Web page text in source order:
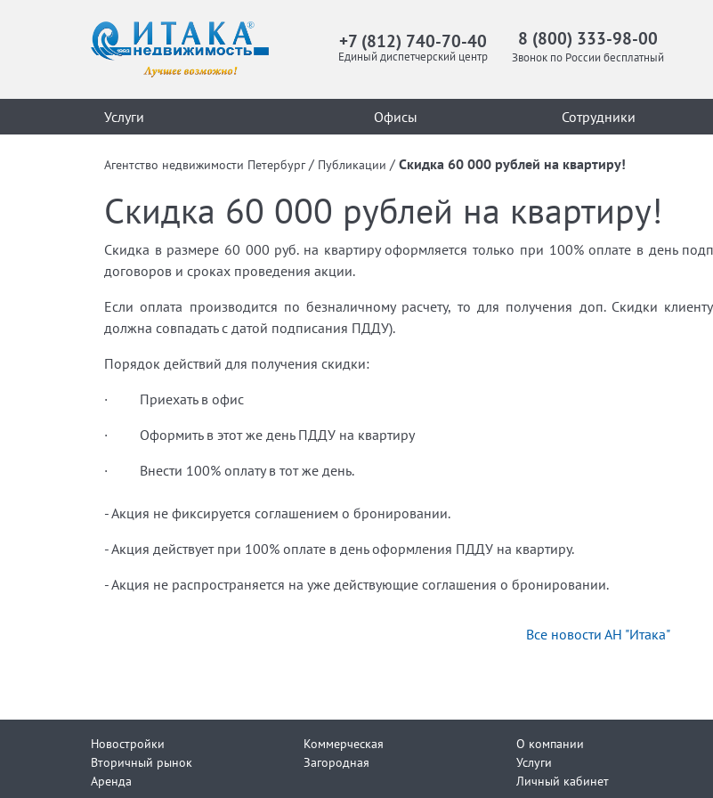
+7 (812) 740-70-40
Единый диспетчерский центр
8 (800) 333-98-00
Звонок по России бесплатный
Услуги Офисы Сотрудники
Агентство недвижимости Петербург / Публикации / Скидка 60 000 рублей на квартиру!
Скидка 60 000 рублей на квартиру!
Скидка в размере 60 000 руб. на квартиру оформляется только при 100% оплате в день
договоров и сроках проведения акции.
Если оплата производится по безналичному расчету, то для получения доп. Скидки
должна совпадать с датой подписания ПДДУ).
Порядок действий для получения скидки:
· Приехать в офис
· Оформить в этот же день ПДДУ на квартиру
· Внести 100% оплату в тот же день.
- Акция не фиксируется соглашением о бронировании.
- Акция действует при 100% оплате в день оформления ПДДУ на квартиру.
- Акция не распространяется на уже действующие соглашения о бронировании.
Все новости АН "Итака"
Новостройки
Вторичный рынок
Аренда
Коммерческая
Загородная
О компании
Услуги
Личный кабинет